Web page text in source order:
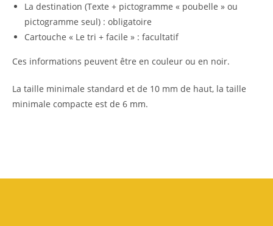
La destination (Texte + pictogramme « poubelle » ou
pictogramme seul) : obligatoire
Cartouche « Le tri + facile » : facultatif
Ces informations peuvent être en couleur ou en noir.
La taille minimale standard et de 10 mm de haut, la taille
minimale compacte est de 6 mm.